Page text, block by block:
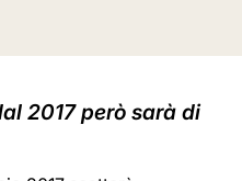
2017 però sarà di